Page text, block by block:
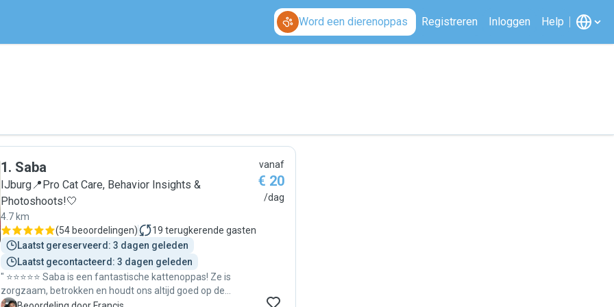
Word een dierenoppas Registreren Inloggen Help
1. Saba
IJburg📍Pro Cat Care, Behavior Insights &
Photoshoots!🤍
4.7 km
(54 beoordelingen) 19 terugkerende gasten
Laatst gereserveerd: 3 dagen geleden
Laatst gecontacteerd: 3 dagen geleden
" ⭐⭐⭐⭐⭐ Saba is een fantastische kattenoppas! Ze is
zorgzaam, betrokken en houdt ons altijd goed op de
hoogte. Wat we vooral waarderen, is dat ze initiatief neemt
vanaf
€ 20
/dag